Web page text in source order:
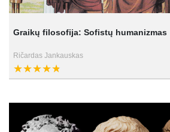
Graikų filosofija: Sofistų humanizmas
Ričardas Jankauskas